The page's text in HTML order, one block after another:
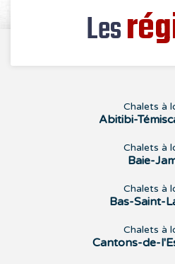
Les
Chalets à
Abitibi-
Chalets à
Baie-
Chalets à
Bas-Saint-
Chalets à
Cantons-de-